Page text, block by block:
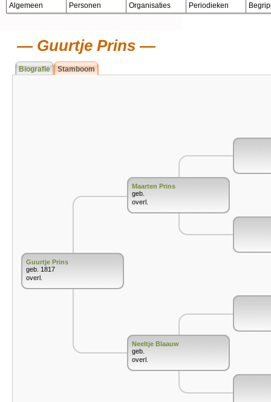
Algemeen Personen Organisaties Periodieken
Guurtje Prins
Biografie Stamboom
Guurtje Prins
geb. 1817
overl.
Maarten Prins
geb.
overl.
Neeltje Blaauw
geb.
overl.